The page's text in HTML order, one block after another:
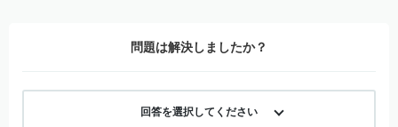
問題は解決しましたか？
回答を選択してください